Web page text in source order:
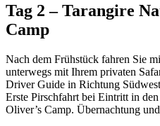
Tag 2 – Tarangire
Camp
Nach dem Frühstück fahren Sie
unterwegs mit Ihrem privaten
Driver Guide in Richtung
Erste Pirschfahrt bei Eintritt in
Oliver’s Camp. Übernachtung